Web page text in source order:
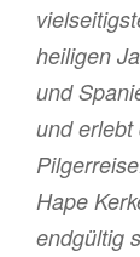
heiligen
und
und
Hape
endgültig